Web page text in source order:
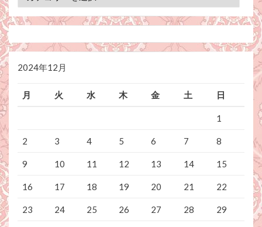
テ
ゴ
ー
2024年12月
月 火 水 木 金 土 日
1
2 3 4 5 6 7 8
9 10 11 12 13 14 15
16 17 18 19 20 21 22
23 24 25 26 27 28 29